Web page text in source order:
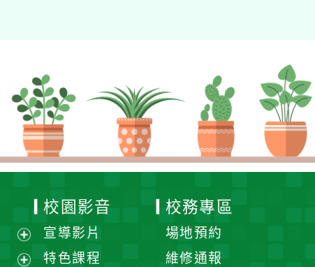
展
校園影音
宣導影片
特色課程
校務專區
場地預約
維修通報